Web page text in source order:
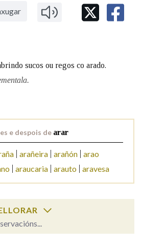
IDENTIDADE CORPORATIVA
MARCIAL DEL ADALID
FIGURAS HOMENAXEADAS
PRIMAVERA DAS LETRAS
PORTAL DAS PALABRAS
sucos ou regos co arado.
e despois de arar
arañeira arañón
arao
araucaria arauto aravesa